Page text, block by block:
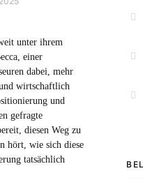
unter ihrem
einer
dabei, mehr
wirtschaftlich
und
gefragte
diesen Weg zu
hört, wie sich diese
tatsächlich